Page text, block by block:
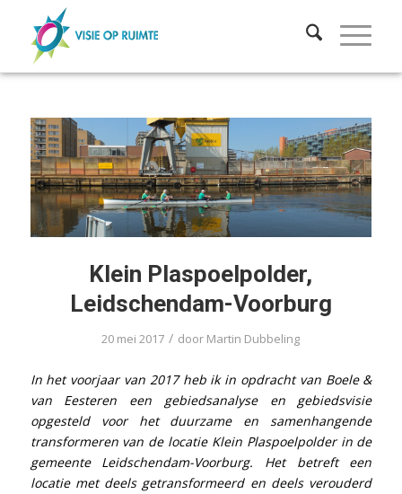
Klein Plaspoelpolder,
Leidschendam-Voorburg
20 mei 2017 / door Martin Dubbeling
In het voorjaar van 2017 heb ik in opdracht van Boele &
van Eesteren een gebiedsanalyse en gebiedsvisie
opgesteld voor het duurzame en samenhangende
transformeren van de locatie Klein Plaspoelpolder in de
gemeente Leidschendam-Voorburg. Het betreft een
locatie met deels getransformeerd en deels verouderd